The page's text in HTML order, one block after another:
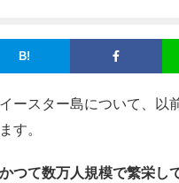
ースター島について、以
す。
つて数万人規模で繁栄し